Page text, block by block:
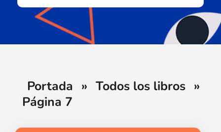
Portada » Todos los libros »
Página 7